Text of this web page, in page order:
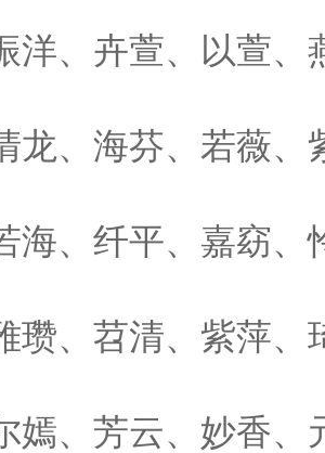
洋、卉萱、以萱、
龙、海芬、若薇、
海、纤平、嘉窈、
瓒、苕清、紫萍、
嫣、芳云、妙香、